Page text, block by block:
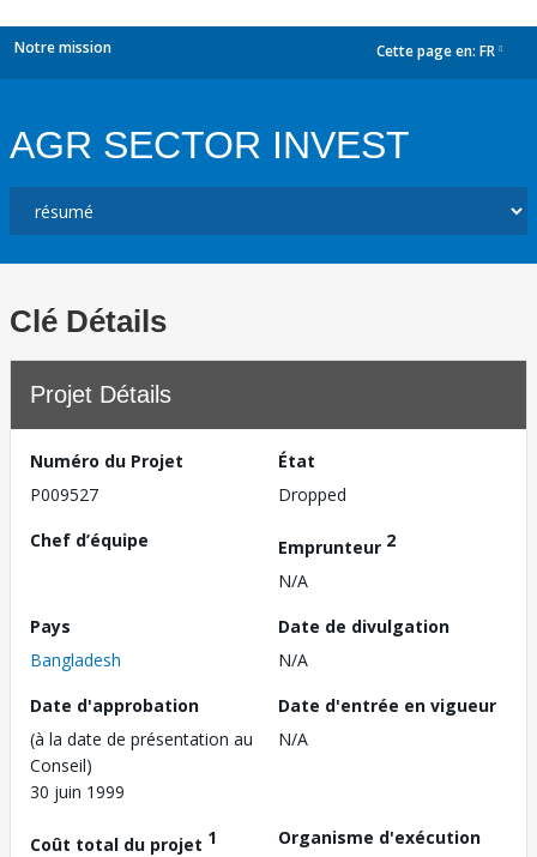
Notre mission Cette page en: FR
AGR SECTOR INVEST
Clé Détails
Projet Détails
Numéro du Projet
P009527
État
Dropped
Chef d’équipe
Emprunteur 2
N/A
Pays
Bangladesh
Date de divulgation
N/A
Date d'approbation
(à la date de présentation au
Conseil)
30 juin 1999
Date d'entrée en vigueur
N/A
Coût total du projet 1
Organisme d'exécution